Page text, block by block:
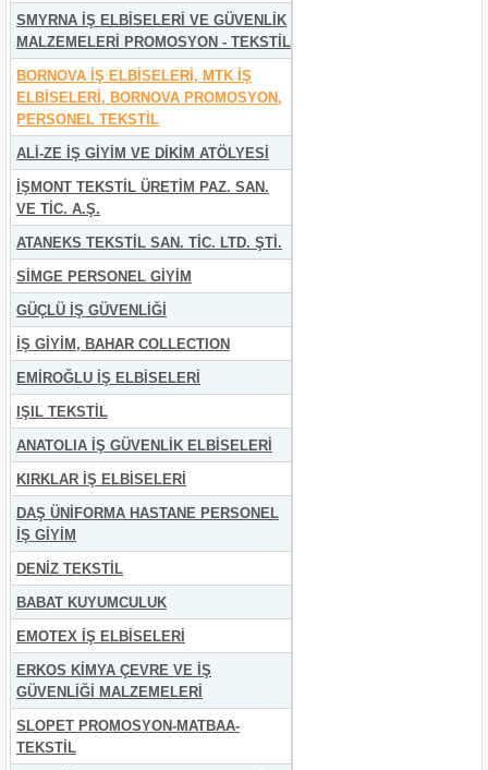
SMYRNA İŞ ELBİSELERİ VE GÜVENLİK
MALZEMELERİ PROMOSYON - TEKSTİL
BORNOVA İŞ ELBİSELERİ, MTK İŞ
ELBİSELERİ, BORNOVA PROMOSYON,
PERSONEL TEKSTİL
ALİ-ZE İŞ GİYİM VE DİKİM ATÖLYESİ
İŞMONT TEKSTİL ÜRETİM PAZ. SAN.
VE TİC. A.Ş.
ATANEKS TEKSTİL SAN. TİC. LTD. ŞTİ.
SİMGE PERSONEL GİYİM
GÜÇLÜ İŞ GÜVENLİĞİ
İŞ GİYİM, BAHAR COLLECTION
EMİROĞLU İŞ ELBİSELERİ
IŞIL TEKSTİL
ANATOLIA İŞ GÜVENLİK ELBİSELERİ
KIRKLAR İŞ ELBİSELERİ
DAŞ ÜNİFORMA HASTANE PERSONEL
İŞ GİYİM
DENİZ TEKSTİL
BABAT KUYUMCULUK
EMOTEX İŞ ELBİSELERİ
ERKOS KİMYA ÇEVRE VE İŞ
GÜVENLİĞİ MALZEMELERİ
SLOPET PROMOSYON-MATBAA-
TEKSTİL